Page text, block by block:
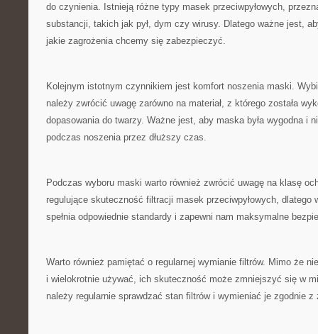
do czynienia. Istnieją różne typy masek ⁣przeciwpyłowych,
substancji, takich jak pył, dym czy wirusy. Dlatego ważne ⁤jest,
jakie zagrożenia chcemy się zabezpieczyć.
Kolejnym istotnym czynnikiem jest komfort noszenia⁢ maski.
należy zwrócić⁤ uwagę zarówno na materiał, z ‍którego została
dopasowania do twarzy. Ważne jest, aby maska była wygodna i
podczas noszenia przez dłuższy czas.
Podczas wyboru maski warto również zwrócić uwagę na klasę
regulujące skuteczność filtracji masek przeciwpyłowych, dlatego
spełnia odpowiednie standardy i zapewni nam maksymalne
Warto również pamiętać o ​regularnej ⁤wymianie filtrów. Mimo że
i wielokrotnie używać, ich skuteczność może ‍zmniejszyć się w
należy regularnie sprawdzać stan filtrów i wymieniać je zgodnie z